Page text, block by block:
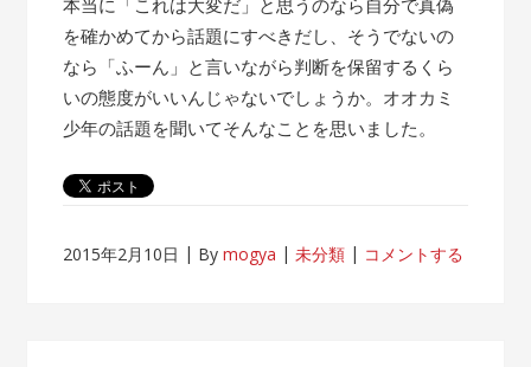
を確かめてから話題にすべきだし、そうでないの
なら「ふーん」と言いながら判断を保留するくら
いの態度がいいんじゃないでしょうか。オオカミ
少年の話題を聞いてそんなことを思いました。
2015年2月10日 Bymogya 未分類 コメントする